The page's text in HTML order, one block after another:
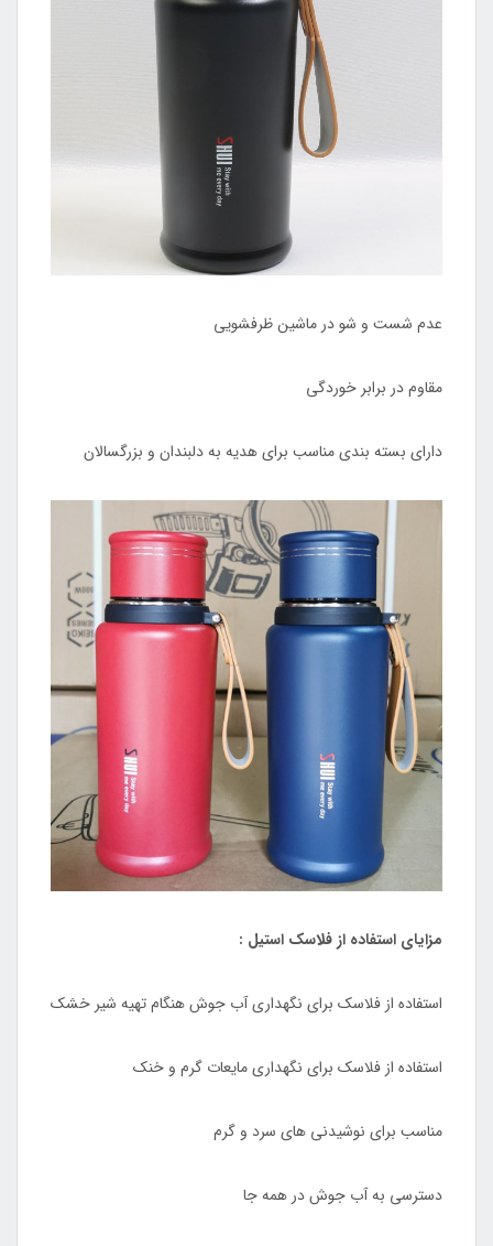
عدم شست و شو در ماشین ظرفشویی
مقاوم در برابر خوردگی
دارای بسته بندی مناسب برای هدیه به دلبندان و بزرگسالان
مزایای استفاده از فلاسک استیل :
استفاده از فلاسک برای نگهداری آب جوش هنگام تهیه شیر خشک
استفاده از فلاسک برای نگهداری مایعات گرم و خنک
مناسب برای نوشیدنی های سرد و گرم
دسترسی به آب جوش در همه جا